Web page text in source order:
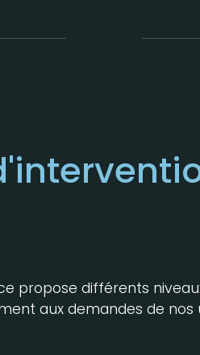
propose différents
aux demandes de nos